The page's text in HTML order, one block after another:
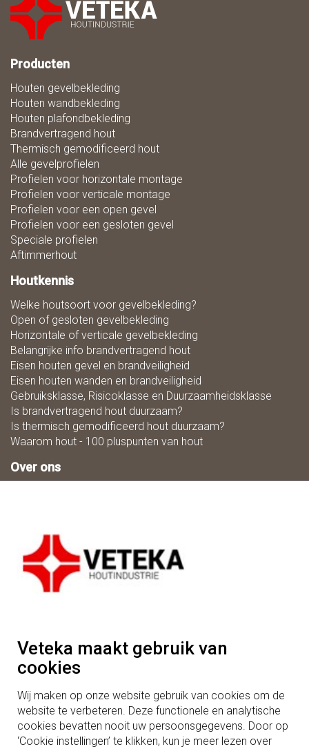
Veteka maakt gebruik van
cookies
Wij maken op onze website gebruik van cookies om de
website te verbeteren. Deze functionele en analytische
cookies bevatten nooit uw persoonsgegevens. Door op
‘Cookie instellingen’ te klikken, kun je meer lezen over
Producten
Houten gevelbekleding
Houten wandbekleding
Houten plafondbekleding
Brandvertragend hout
Thermisch gemodificeerd hout
Alle gevelprofielen
Profielen voor horizontale montage
Profielen voor verticale montage
Profielen voor een open gevel
Profielen voor een gesloten gevel
Speciale profielen
Aftimmerhout
Houtkennis
Welke houtsoort voor gevelbekleding?
Open of gesloten gevelbekleding
Horizontale of verticale gevelbekleding
Belangrijke info brandvertragend hout
Eisen houten gevel en brandveiligheid
Eisen houten wanden en brandveiligheid
Gebruiksklasse, Risicoklasse en Duurzaamheidsklasse
Is brandvertragend hout duurzaam?
Is thermisch gemodificeerd hout duurzaam?
Waarom hout - 100 pluspunten van hout
Over ons
Duurzaamheid
Mogelijkheden in houtbewerking
Vacatures
Algemenevoorwaarden
Wit Hollandweg 3
5091TB Middelbeers
Tel: +31 (0)13 514 20 12